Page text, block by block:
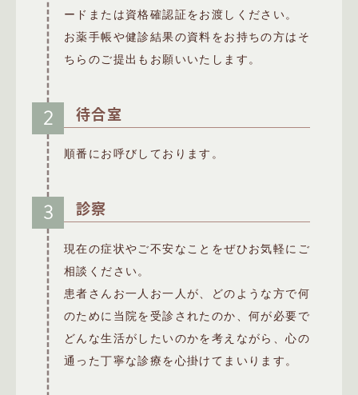
ードまたは資格確認証をお渡しください。
お薬手帳や健診結果の資料をお持ちの方はそ
ちらのご提出もお願いいたします。
2 待合室
順番にお呼びしております。
3 診察
現在の症状やご不安なことをぜひお気軽にご
相談ください。
患者さんお一人お一人が、どのような方で何
のために当院を受診されたのか、何が必要で
どんな生活がしたいのかを考えながら、心の
通った丁寧な診療を心掛けてまいります。